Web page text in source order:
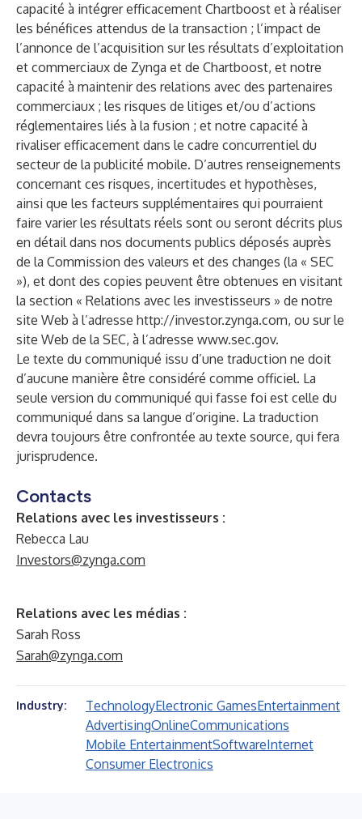
capacité à intégrer efficacement Chartboost et à réaliser
les bénéfices attendus de la transaction ; l’impact de
l’annonce de l’acquisition sur les résultats d’exploitation
et commerciaux de Zynga et de Chartboost, et notre
capacité à maintenir des relations avec des partenaires
commerciaux ; les risques de litiges et/ou d’actions
réglementaires liés à la fusion ; et notre capacité à
rivaliser efficacement dans le cadre concurrentiel du
secteur de la publicité mobile. D’autres renseignements
concernant ces risques, incertitudes et hypothèses,
ainsi que les facteurs supplémentaires qui pourraient
faire varier les résultats réels sont ou seront décrits plus
en détail dans nos documents publics déposés auprès
de la Commission des valeurs et des changes (la « SEC
»), et dont des copies peuvent être obtenues en visitant
la section « Relations avec les investisseurs » de notre
site Web à l’adresse http://investor.zynga.com, ou sur le
site Web de la SEC, à l’adresse www.sec.gov.
Le texte du communiqué issu d’une traduction ne doit
d’aucune manière être considéré comme officiel. La
seule version du communiqué qui fasse foi est celle du
communiqué dans sa langue d’origine. La traduction
devra toujours être confrontée au texte source, qui fera
jurisprudence.
Contacts
Relations avec les investisseurs :
Rebecca Lau
Investors@zynga.com
Relations avec les médias :
Sarah Ross
Sarah@zynga.com
Industry: TechnologyElectronic GamesEntertainment
AdvertisingOnlineCommunications
Mobile EntertainmentSoftwareInternet
Consumer Electronics